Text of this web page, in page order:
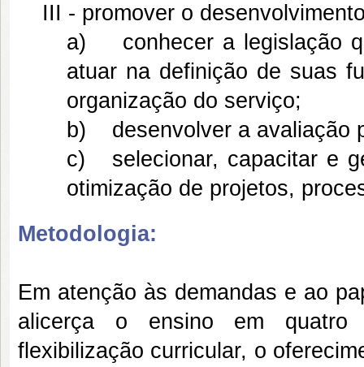
III - promover o
a) conhecer a legislação
atuar na definição de suas
organização do serviço;
b) desenvolver a avaliação
c) selecionar, capacitar e
otimização de projetos,
Metodologia:
Em atenção às demandas e ao
alicerça o ensino em quatro
flexibilização curricular, o